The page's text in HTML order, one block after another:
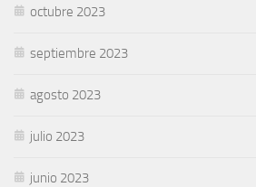
octubre 2023
septiembre 2023
agosto 2023
julio 2023
junio 2023